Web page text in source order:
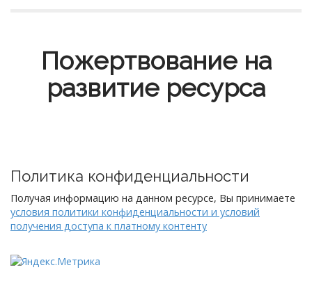
Пожертвование на
развитие ресурса
Политика конфиденциальности
Получая информацию на данном ресурсе, Вы принимаете
условия политики конфиденциальности и условий
получения доступа к платному контенту